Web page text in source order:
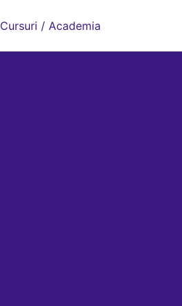
Cursuri / Academia